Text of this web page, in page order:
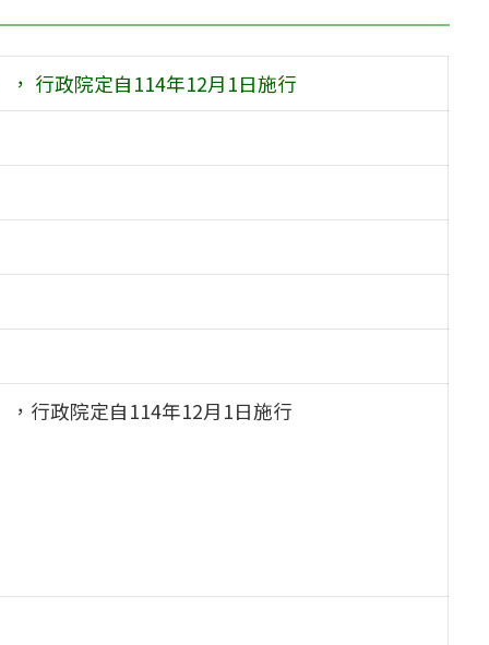
行政院定自114年12月1日施行
行政院定自114年12月1日施行